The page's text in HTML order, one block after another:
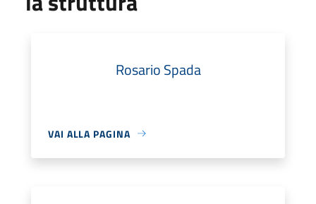
Rosario Spada
VAI ALLA PAGINA